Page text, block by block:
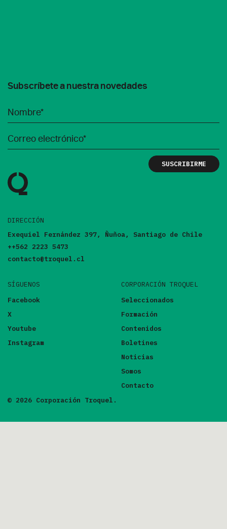
Subscríbete a nuestra novedades
DIRECCIÓN
Exequiel Fernández 397, Ñuñoa, Santiago de Chile
++562 2223 5473
contacto@troquel.cl
SÍGUENOS
Facebook
X
Youtube
Instagram
CORPORACIÓN TROQUEL
Seleccionados
Formación
Contenidos
Boletines
Noticias
Somos
Contacto
© 2026 Corporación Troquel.